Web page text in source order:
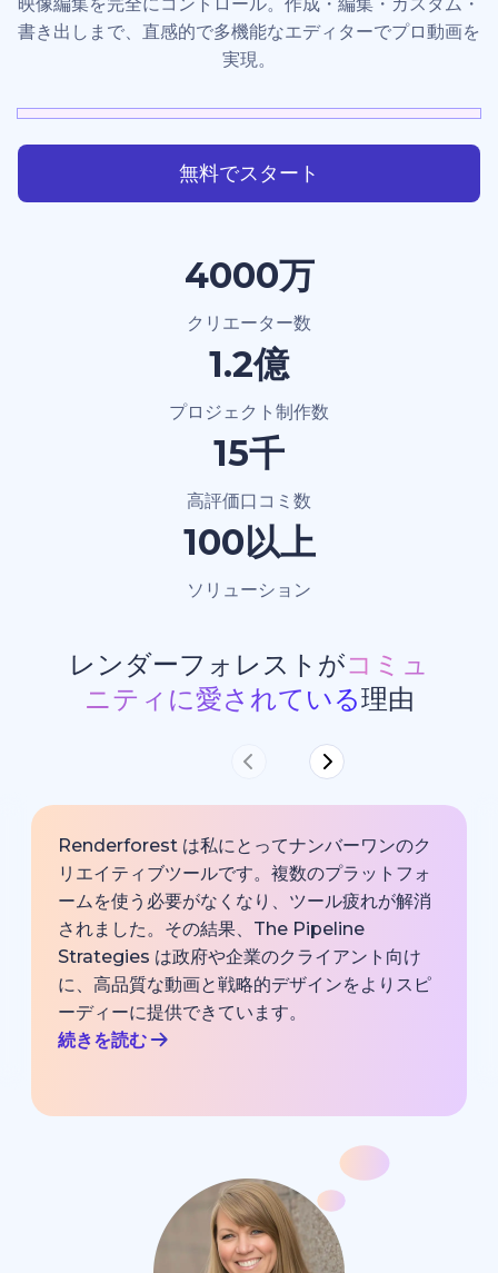
書き出しまで、直感的で多機能なエディターでプロ動画を
実現。
無料でスタート
4000万
クリエーター数
1.2億
プロジェクト制作数
15千
高評価口コミ数
100以上
ソリューション
レンダーフォレストがコミュ
ニティに愛されている理由
Renderforest は私にとってナンバーワンのク
リエイティブツールです。複数のプラットフォ
ームを使う必要がなくなり、ツール疲れが解消
されました。その結果、The Pipeline
Strategies は政府や企業のクライアント向け
に、高品質な動画と戦略的デザインをよりスピ
ーディーに提供できています。
続きを読む